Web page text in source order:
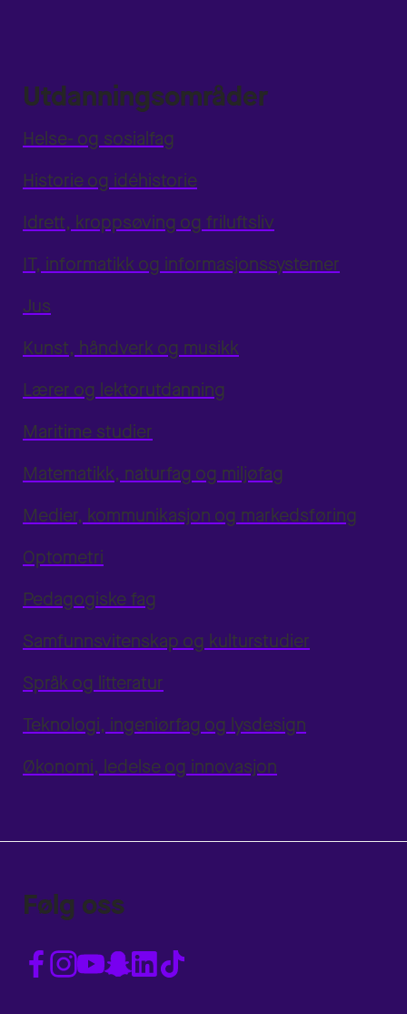
Utdanningsområder
Helse- og sosialfag
Historie og idéhistorie
Idrett, kroppsøving og friluftsliv
IT, informatikk og informasjonssystemer
Jus
Kunst, håndverk og musikk
Lærer og lektorutdanning
Maritime studier
Matematikk, naturfag og miljøfag
Medier, kommunikasjon og markedsføring
Optometri
Pedagogiske fag
Samfunnsvitenskap og kulturstudier
Språk og litteratur
Teknologi, ingeniørfag og lysdesign
Økonomi, ledelse og innovasjon
Følg oss